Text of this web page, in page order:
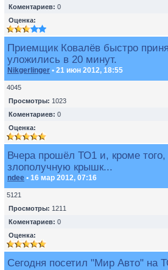
Коментариев: 0
Оценка:
Приемщик Ковалёв быстро
уложились в 20 минут.
Nikgerlinger • 21 июн 2012, 18:55
4045
Просмотры: 1023
Коментариев: 0
Оценка:
Вчера прошёл ТО1 и, кроме того,
злополучную крышк...
ndee • 16 мар 2012, 07:16
5121
Просмотры: 1211
Коментариев: 0
Оценка:
Сегодня посетил "Мир Авто" на